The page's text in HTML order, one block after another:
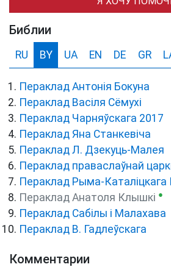
Библии
RU BY UA EN DE GR
Пераклад Антонія Бокуна
Пераклад Васіля Сёмухі
Пераклад Чарняўскага 2017
Пераклад Яна Станкевіча
Пераклад Л. Дзекуць-Малея
Пераклад праваслаўнай
Пераклад Рыма-Каталіцкага
Пераклад Анатоля Клышкi ●
Пераклад Сабілы і Малахава
Пераклад В. Гадлеўскага
Комментарии